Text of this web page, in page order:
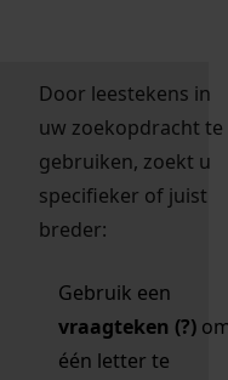
Door leestekens in
uw zoekopdracht te
gebruiken, zoekt u
specifieker of juist
breder:
Gebruik een
vraagteken (?)
één letter te